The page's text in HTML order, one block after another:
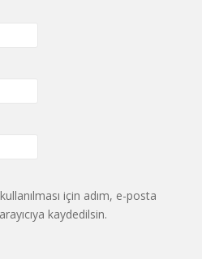
için adım, e-posta
kaydedilsin.